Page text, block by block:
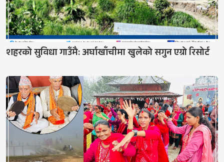
शहरको सुविधा गाउँमै: अर्घाखाँचीमा खुलेको सगुन एग्रो रिसोर्ट